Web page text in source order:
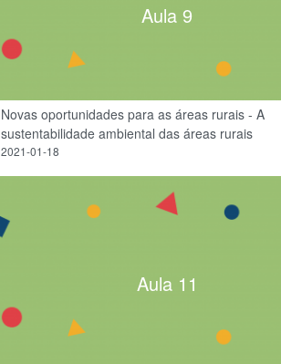
Aula 9
Novas oportunidades para as áreas rurais - A
sustentabilidade ambiental das áreas rurais
2021-01-18
Aula 11